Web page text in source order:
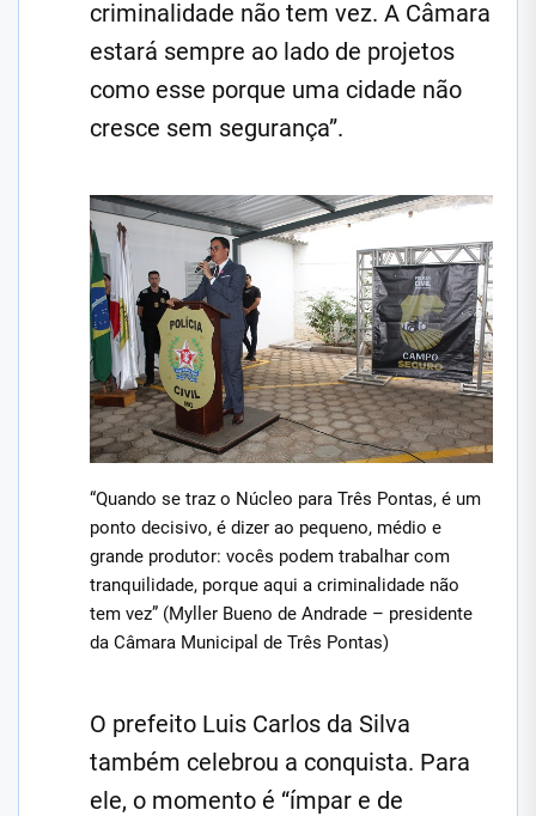
criminalidade não tem vez. A Câmara
estará sempre ao lado de projetos
como esse porque uma cidade não
cresce sem segurança”.
“Quando se traz o Núcleo para Três Pontas, é um
ponto decisivo, é dizer ao pequeno, médio e
grande produtor: vocês podem trabalhar com
tranquilidade, porque aqui a criminalidade não
tem vez” (Myller Bueno de Andrade – presidente
da Câmara Municipal de Três Pontas)
O prefeito Luis Carlos da Silva
também celebrou a conquista. Para
ele, o momento é “ímpar e de